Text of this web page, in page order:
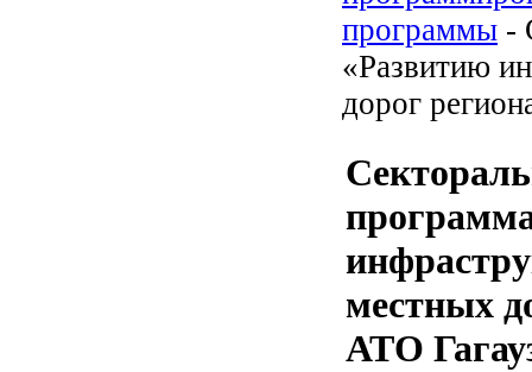
программы -
«Развитию
дорог
местных
АТО